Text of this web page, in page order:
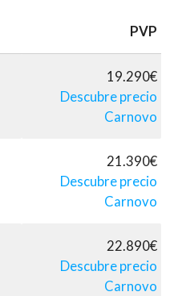
PVP
19.290€
Descubre precio
Carnovo
21.390€
Descubre precio
Carnovo
22.890€
Descubre precio
Carnovo